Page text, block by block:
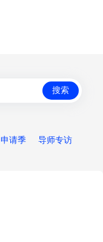
申请季
导师专访